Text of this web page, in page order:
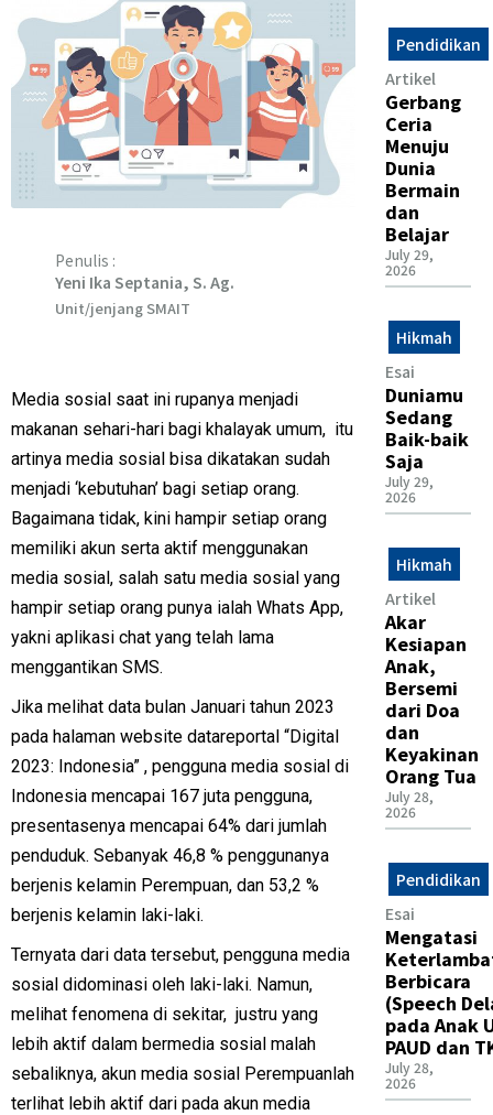
Penulis :
Yeni Ika Septania, S. Ag.
Unit/jenjang SMAIT
Media sosial saat ini rupanya menjadi
makanan sehari-hari bagi khalayak umum, itu
artinya media sosial bisa dikatakan sudah
menjadi ‘kebutuhan’ bagi setiap orang.
Bagaimana tidak, kini hampir setiap orang
memiliki akun serta aktif menggunakan
media sosial, salah satu media sosial yang
hampir setiap orang punya ialah Whats App,
yakni aplikasi chat yang telah lama
menggantikan SMS.
Jika melihat data bulan Januari tahun 2023
pada halaman website datareportal “Digital
2023: Indonesia” , pengguna media sosial di
Indonesia mencapai 167 juta pengguna,
presentasenya mencapai 64% dari jumlah
penduduk. Sebanyak 46,8 % penggunanya
berjenis kelamin Perempuan, dan 53,2 %
berjenis kelamin laki-laki.
Ternyata dari data tersebut, pengguna media
sosial didominasi oleh laki-laki. Namun,
melihat fenomena di sekitar, justru yang
lebih aktif dalam bermedia sosial malah
sebaliknya, akun media sosial Perempuanlah
terlihat lebih aktif dari pada akun media
Pendidikan
Artikel
Gerbang
Ceria
Menuju
Dunia
Bermain
dan
Belajar
July 29,
2026
Hikmah
Esai
Duniamu
Sedang
Baik-baik
Saja
July 29,
2026
Hikmah
Artikel
Akar
Kesiapan
Anak,
Bersemi
dari Doa
dan
Keyakinan
Orang Tua
July 28,
2026
Pendidikan
Esai
Mengatasi
Berbicara
(Speech
pada Anak
PAUD dan
July 28,
2026